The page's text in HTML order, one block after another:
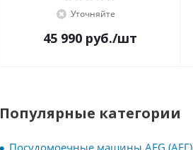
Уточняйте
45 990 руб./шт
Популярные категории